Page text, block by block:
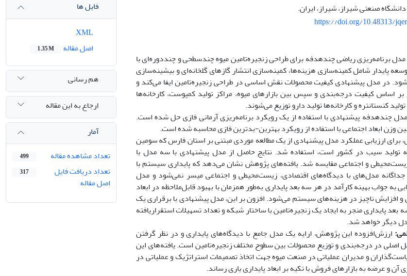
صنعتی شیراز، شیراز، ایران.
https://doi.org/10.48313/
برنامه‌ریزی ریاضی چندهدفه برای طراحی زنجیره‌تامین میوه چندسطحی و چند‌دوره‌ای با
پایدار شامل کمینه‌سازی هزینه‌ها، کمینه‌سازی انتشار گازهای گلخانه‌ای و بیشینه‌سازی
در مدل پیشنهادی کیفیت محصولات نقش اساسی در طراحی زنجیره‌تامین ایفا می‌کند و
بر اساس کیفیت درجه‌بندی و سپس بین بازارهای میوه، مراکز تولید کمپوست، کارخانه‌ها
تولید کنستانتره و کارخانه‌ها تولید دارو توزیع می‌شوند.
مدل چندهدفه پیشنهادی با استفاده از یک رویکرد برنامه‌ریزی آرمانی فازی حل شده است.
وزن ابعاد اجتماعی با استفاده از رویکرد بهترین-بدترین فازی محاسبه شده است.
برای ارزیابی عملکرد مدل پیشنهادی از یک مطالعه موردی مبتنی بر استان فارس که سومین
تولید سیب در کشور است، استفاده شد. نتایج حاصل از مدل پیشنهادی با سه مدل با
و اجتماعی مقایسه شد. یافته‌های پژوهش نشان می‌دهد که پایداری سیستم با
جداگانه مدل‌های با دیدگاه‌های اقتصادی، زیست‌محیطی و اجتماعی میسر نمی‌شود و مدل
به جواب بهینه کارآمد در هر سه بعد پایداری به‌طور همزمان با بهبود قابل‌ملاحظه در ابعاد
افزایش ناچیز در هزینه‌های سیستم می‌شود. افزون بر این، مدل پیشنهادی با برقراری یک
پایداری منجر به ایجاد یک زنجیره‌تامین با ساختار شبکه و تعداد تسهیلات استقراریافته
دیگر خواهد شد.
ارزش‌افزوده این پژوهش، ارایه یک مدل جامع با دیدگاه‌های پایداری و در نظر گرفتن
اصلی در درجه‌بندی و توزیع محصولات بین سطوح مختلف زنجیره‌تامین است. یافته‌های این
و مدیران عملیاتی در صنعت میوه جهت اتخاذ تصمیمات استراتژیک و عملیاتی در
آن و عرضه به بازارهای فروش با تکیه بر ابعاد پایداری یاری رساند.
فایل ها
اصل مقاله
1.35 M
هم رسانی
ارجاع به این مقاله
آمار
تعداد مشاهده مقاله
499
تعداد دریافت فایل
اصل مقاله
317